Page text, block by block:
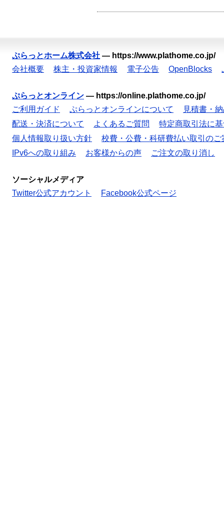
ぷらっとホーム株式会社 — https://www.plathome.co.jp/
会社概要
株主・投資家情報 電子公告 OpenBlocks
ぷらっとオンライン — https://online.plathome.co.jp/
ご利用ガイド
ぷらっとオンラインについて
見積書・
配送・決済について
よくあるご質問
特定商取引法に
個人情報取り扱い方針
校費・公費・科研費払い取引のご
IPv6への取り組み
お客様からの声 ご注文の取り消し
ソーシャルメディア
Twitter公式アカウント
Facebook公式ページ